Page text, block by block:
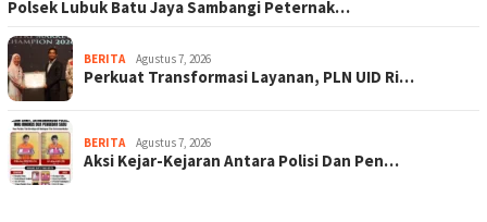
Polsek Lubuk Batu Jaya Sambangi Peternak…
BERITA Agustus 7, 2026
Perkuat Transformasi Layanan, PLN UID Ri…
BERITA Agustus 7, 2026
Aksi Kejar-Kejaran Antara Polisi Dan Pen…